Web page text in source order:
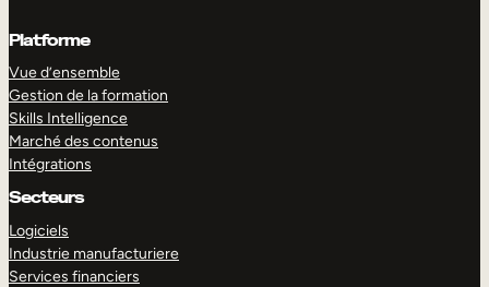
Platforme
Vue d’ensemble
Gestion de la formation
Skills Intelligence
Marché des contenus
Intégrations
Secteurs
Logiciels
Industrie manufacturiere
Services financiers